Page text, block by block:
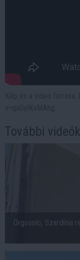
További
Orgosolo, Szardínia